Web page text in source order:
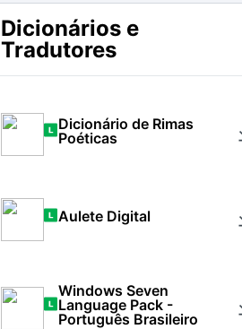
Dicionários e
Tradutores
Dicionário de Rimas
Poéticas
Aulete Digital
Windows Seven
Language Pack -
Português Brasileiro